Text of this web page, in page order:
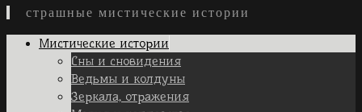
страшные мистические истории
Skip
Мистические истории
Сны и сновидения
Ведьмы и колдуны
Зеркала, отражения